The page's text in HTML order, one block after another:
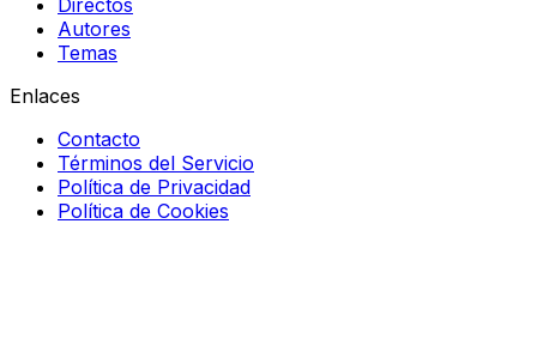
Autores
Temas
Enlaces
Contacto
Términos del Servicio
Política de Privacidad
Política de Cookies